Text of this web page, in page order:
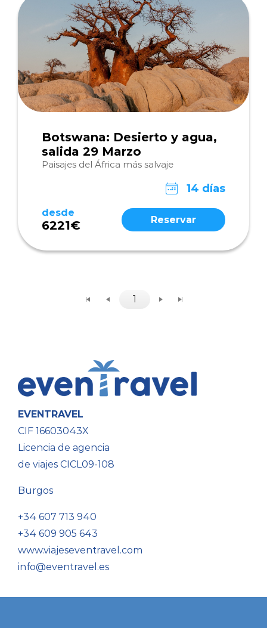
Botswana: Desierto y agua,
salida 29 Marzo
Paisajes del África más salvaje
14 días
desde
6221€ Reservar
1
EVENTRAVEL
CIF 16603043X
Licencia de agencia
de viajes CICL09-108
Burgos
+34 607 713 940
+34 609 905 643
www.viajeseventravel.com
info@eventravel.es